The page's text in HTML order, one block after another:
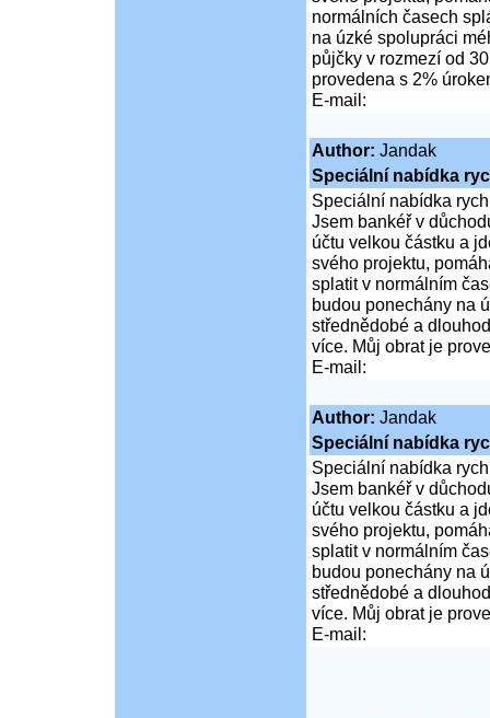
normálních časech
na úzké spolupráci
půjčky v rozmezí od
provedena s 2%
E-mail:
Author: Jandak
Speciální nabídka
Speciální nabídka
Jsem bankéř v
účtu velkou částku a
svého projektu,
splatit v normálním
budou ponechány na
střednědobé a
více. Můj obrat je
E-mail:
Author: Jandak
Speciální nabídka
Speciální nabídka
Jsem bankéř v
účtu velkou částku a
svého projektu,
splatit v normálním
budou ponechány na
střednědobé a
více. Můj obrat je
E-mail: